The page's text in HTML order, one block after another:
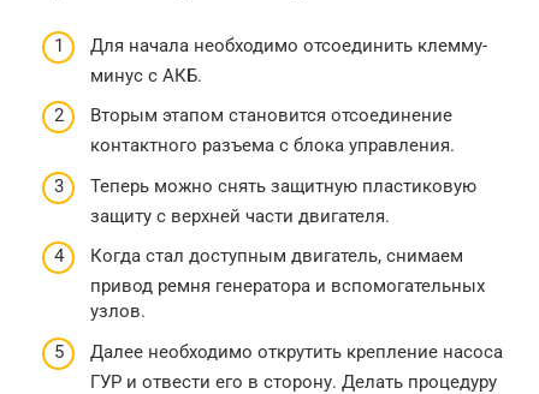
Для начала необходимо отсоединить клемму-
минус с АКБ.
Вторым этапом становится отсоединение
контактного разъема с блока управления.
Теперь можно снять защитную пластиковую
защиту с верхней части двигателя.
Когда стал доступным двигатель, снимаем
привод ремня генератора и вспомогательных
узлов.
Далее необходимо открутить крепление насоса
ГУР и отвести его в сторону. Делать процедуру